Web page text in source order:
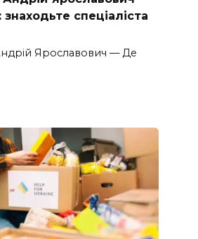
спеціаліста
Ярославович — Де